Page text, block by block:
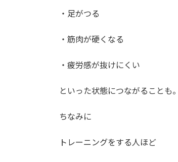
・足がつる
・筋肉が硬くなる
・疲労感が抜けにくい
といった状態につながることも。
ちなみに
トレーニングをする人ほど